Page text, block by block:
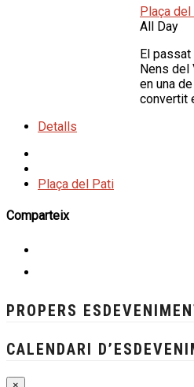
Plaça
All Day
El passat
Nens del
en una
convertit
Detalls
Plaça del Pati
Comparteix
PROPERS
CALENDARI